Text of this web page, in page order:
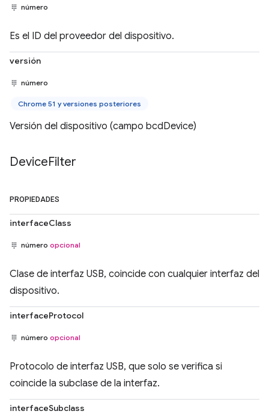
número
Es el ID del proveedor del dispositivo.
versión
número
Chrome 51 y versiones posteriores
Versión del dispositivo (campo bcdDevice)
DeviceFilter
PROPIEDADES
interfaceClass
número opcional
Clase de interfaz USB, coincide con cualquier interfaz del
dispositivo.
interfaceProtocol
número opcional
Protocolo de interfaz USB, que solo se verifica si
coincide la subclase de la interfaz.
interfaceSubclass